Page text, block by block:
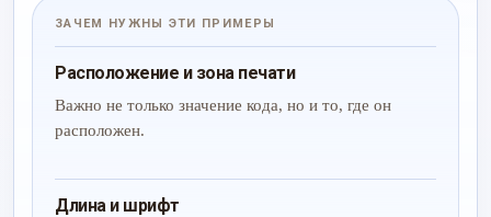
ЗАЧЕМ НУЖНЫ ЭТИ ПРИМЕРЫ
Расположение и зона печати
Важно не только значение кода, но и то, где он
расположен.
Длина и шрифт